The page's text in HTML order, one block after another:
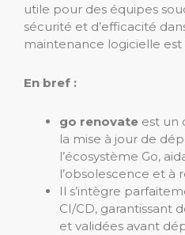
utile pour des équipes
sécurité et d’efficacité
maintenance logicielle
En bref :
go renovate est un
la mise à jour de
l’écosystème Go,
l’obsolescence et à
Il s’intègre
CI/CD, garantissant
et validées avant